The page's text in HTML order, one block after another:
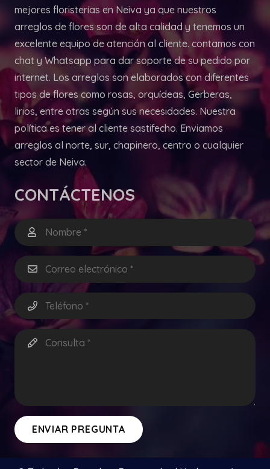
mejores floristerías en Neiva ya que nuestros
arreglos de flores son de alta calidad y tenemos un
excelente equipo de atención al cliente. contamos con
chat y Whatsapp para dar soporte de su pedido por
internet. Los arreglos son elaborados con diferentes
tipos de flores como rosas, orquídeas, Gerberas,
lirios, entre otras según sus necesidades. Nuestra
política es tener al cliente sastifecho. Enviamos
arreglos al norte, sur, chapinero, centro o cualquier
sector de Neiva.
CONTÁCTENOS
ENVIAR PREGUNTA